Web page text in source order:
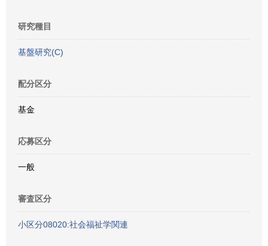
研究種目
基盤研究(C)
配分区分
基金
応募区分
一般
審査区分
小区分08020:社会福祉学関連